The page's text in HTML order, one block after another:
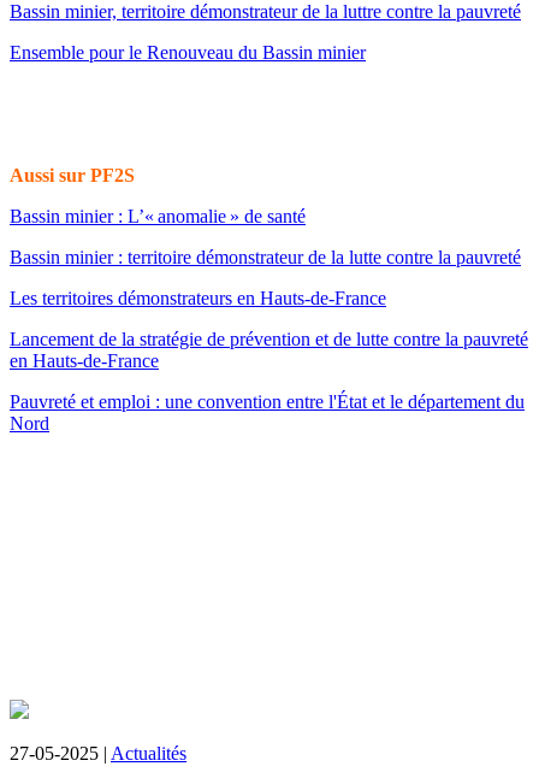
Bassin minier, territoire démonstrateur de la luttre contre la pauvreté
Ensemble pour le Renouveau du Bassin minier
Aussi sur PF2S
Bassin minier : L’« anomalie » de santé
Bassin minier : territoire démonstrateur de la lutte contre la pauvreté
Les territoires démonstrateurs en Hauts-de-France
Lancement de la stratégie de prévention et de lutte contre la pauvreté
en Hauts-de-France
Pauvreté et emploi : une convention entre l'État et le département du
Nord
27-05-2025 | Actualités